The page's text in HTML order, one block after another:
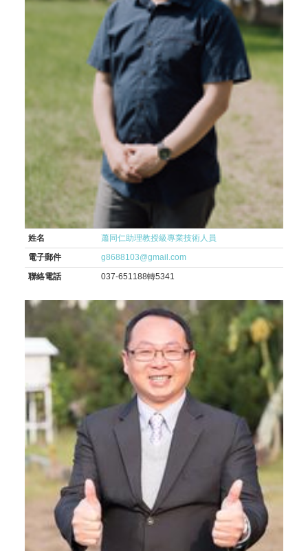
姓名
蕭同仁助理教授級專業技術人員
電子郵件
g8688103@gmail.com
聯絡電話
037-651188轉5341